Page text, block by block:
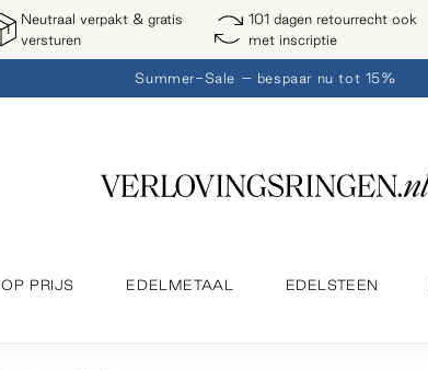
Neutraal verpakt & gratis
versturen
101 dagen retourrecht ook
met inscriptie
Summer-Sale – bespaar nu tot 15%
PRIJS EDELMETAAL EDELSTEEN